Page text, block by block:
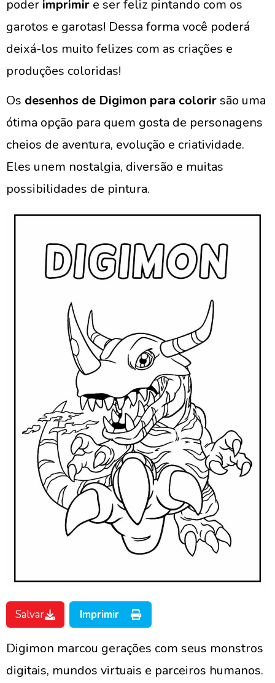
poder imprimir e ser feliz pintando com os
garotos e garotas! Dessa forma você poderá
deixá-los muito felizes com as criações e
produções coloridas!
Os desenhos de Digimon para colorir são uma
ótima opção para quem gosta de personagens
cheios de aventura, evolução e criatividade.
Eles unem nostalgia, diversão e muitas
possibilidades de pintura.
Salvar Imprimir
Digimon marcou gerações com seus monstros
digitais, mundos virtuais e parceiros humanos.